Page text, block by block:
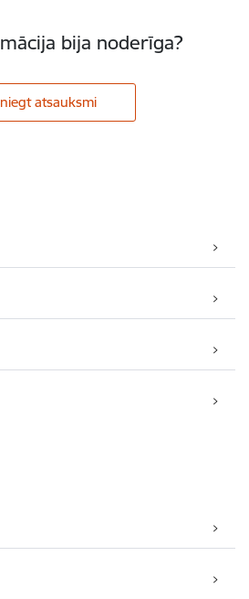
bija noderīga?
atsauksmi